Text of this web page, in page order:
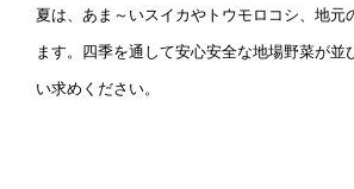
夏は、あま～いスイカやトウモロコシ、地元
ます。四季を通して安心安全な地場野菜が並
い求めください。